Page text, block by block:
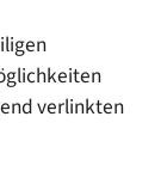
verlinkten